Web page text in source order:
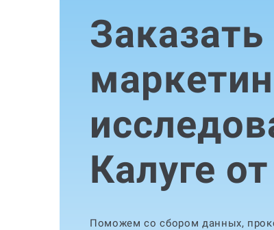
Заказать
Калуге
Поможем со сбором данных,